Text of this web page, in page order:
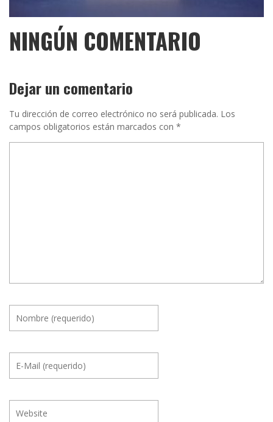
NINGÚN COMENTARIO
Dejar un comentario
Tu dirección de correo electrónico no será publicada. Los
campos obligatorios están marcados con *